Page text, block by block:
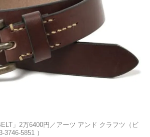
」2万6400円／アーツ アンド クラフツ（ビ
5851 ）